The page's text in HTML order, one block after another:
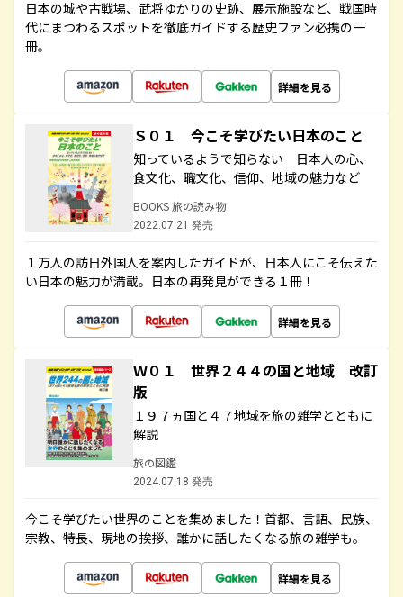
日本の城や古戦場、武将ゆかりの史跡、展示施設など、戦国時
代にまつわるスポットを徹底ガイドする歴史ファン必携の一
冊。
詳細を見る
Ｓ０１ 今こそ学びたい日本のこと
知っているようで知らない 日本人の心、
食文化、職文化、信仰、地域の魅力など
BOOKS 旅の読み物
2022.07.21 発売
１万人の訪日外国人を案内したガイドが、日本人にこそ伝えた
い日本の魅力が満載。日本の再発見ができる１冊！
詳細を見る
Ｗ０１ 世界２４４の国と地域 改訂
版
１９７ヵ国と４７地域を旅の雑学とともに
解説
旅の図鑑
2024.07.18 発売
今こそ学びたい世界のことを集めました！首都、言語、民族、
宗教、特長、現地の挨拶、誰かに話したくなる旅の雑学も。
詳細を見る